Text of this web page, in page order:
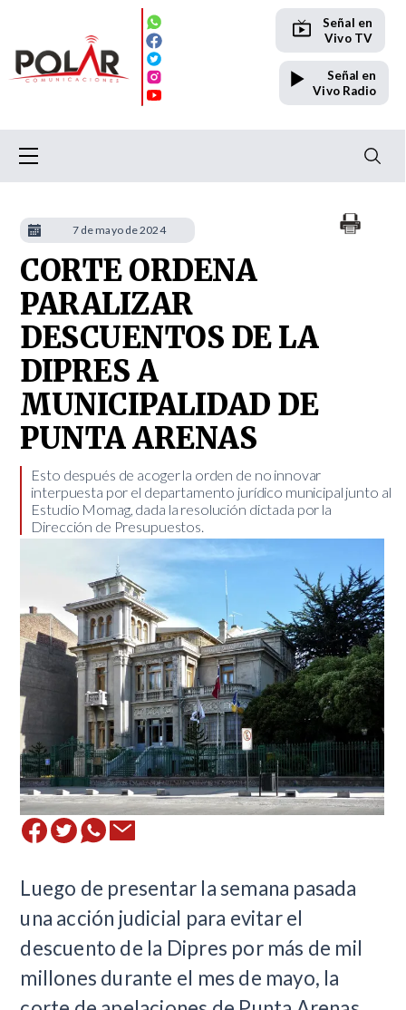
Señal en
Vivo TV
Señal en
Vivo Radio
CORTE ORDENA
PARALIZAR
DESCUENTOS DE LA
DIPRES A
MUNICIPALIDAD DE
PUNTA ARENAS
​Esto después de acoger la orden de no innovar
interpuesta por el departamento jurídico municipal junto al
Estudio Momag, dada la resolución dictada por la
Dirección de Presupuestos.
​Luego de presentar la semana pasada
una acción judicial para evitar el
descuento de la Dipres por más de mil
millones durante el mes de mayo, la
7 de mayo de 2024